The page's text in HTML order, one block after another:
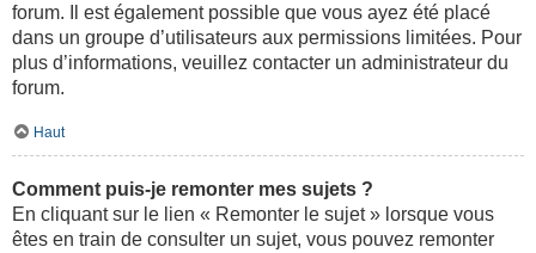
forum. Il est également possible que vous ayez été placé
dans un groupe d’utilisateurs aux permissions limitées. Pour
plus d’informations, veuillez contacter un administrateur du
forum.
Haut
Comment puis-je remonter mes sujets ?
En cliquant sur le lien « Remonter le sujet » lorsque vous
êtes en train de consulter un sujet, vous pouvez remonter